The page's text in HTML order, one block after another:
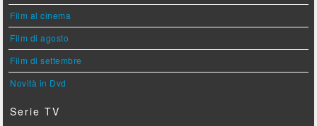
Film al cinema
Film di agosto
Film di settembre
Novità in Dvd
Serie TV